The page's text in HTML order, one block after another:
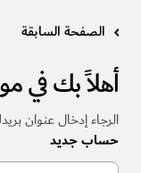
الصفحة السابقة
أهلاً بك في
الرجاء إدخال عنوان
حساب جديد